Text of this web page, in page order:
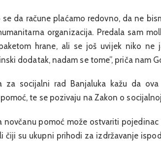
se da račune plaćamo redovno, da ne
organizacija. Predala sam
hrane, ali se još uvijek niko ne
dodatak, nadam se tome”, priča nam
za socijalni rad Banjaluka kažu da
te se pozivaju na Zakon o
novčanu pomoć može ostvariti
čiji su ukupni prihodi za izdržavanje